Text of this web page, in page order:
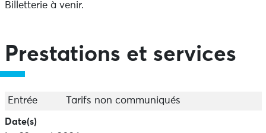
Billetterie à venir.
Prestations et services
Entrée Tarifs non communiqués
Date(s)